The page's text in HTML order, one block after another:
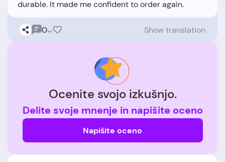
0 Show translation
Ocenite svojo izkušnjo.
Delite svoje mnenje in napišite oceno
Napišite oceno